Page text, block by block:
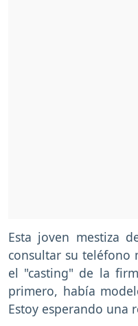
Esta joven mestiza
consultar su teléfono
el "casting" de la
primero, había
Estoy esperando una